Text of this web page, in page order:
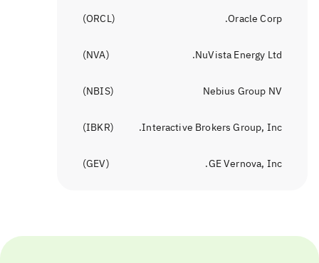
Oracle Corp.
(
ORCL
)
NuVista Energy Ltd.
(
NVA
)
Nebius Group NV
(
NBIS
)
Interactive Brokers Group, Inc.
(
IBKR
)
GE Vernova, Inc.
(
GEV
)